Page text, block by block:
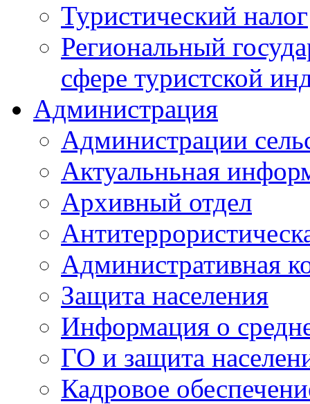
Туристический налог
Региональный
сфере туристской
Администрация
Администрации
Актуальньная
Архивный отдел
Административная
Защита населения
Информация о
ГО и защита
Кадровое